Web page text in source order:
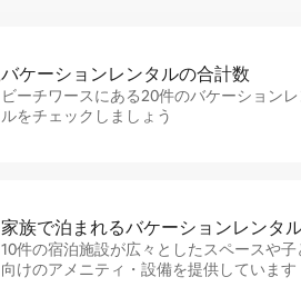
バケーションレ⁠ン⁠タ⁠ル⁠の合⁠計⁠数
ビーチワースにある20件のバケーションレ
ルをチェックしましょう
家族で泊まれるバ⁠ケ⁠ー⁠シ⁠ョ⁠ンレ⁠ン⁠タ⁠
10件の宿泊施設が広々としたスペースや子
向けのアメニティ・設備を提供しています